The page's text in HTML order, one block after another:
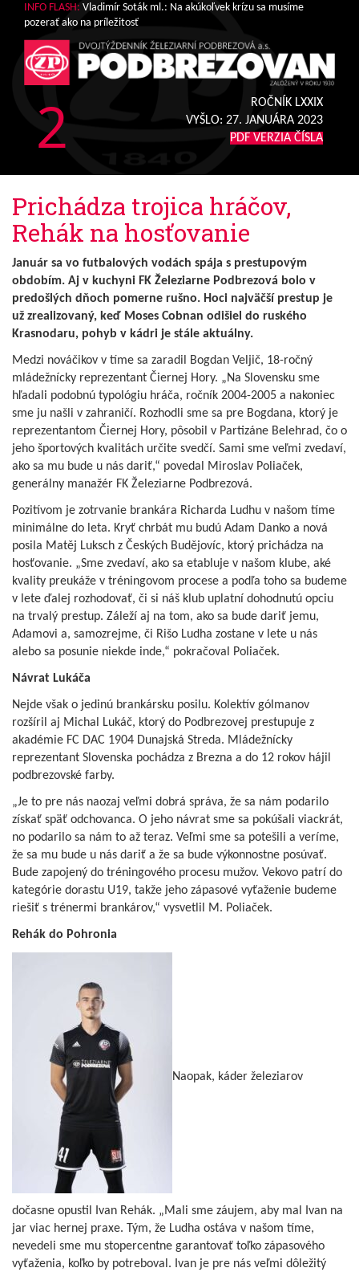
INFO FLASH: Vladimír Soták ml.: Na akúkoľvek krízu sa musíme
pozerať ako na príležitosť
2
ROČNÍK LXXIX
VYŠLO: 27. JANUÁRA 2023
PDF VERZIA ČÍSLA
Prichádza trojica hráčov,
Rehák na hosťovanie
Január sa vo futbalových vodách spája s prestupovým
obdobím. Aj v kuchyni FK Železiarne Podbrezová bolo v
predošlých dňoch pomerne rušno. Hoci najväčší prestup je
už zrealizovaný, keď Moses Cobnan odišiel do ruského
Krasnodaru, pohyb v kádri je stále aktuálny.
Medzi nováčikov v tíme sa zaradil Bogdan Veljič, 18-ročný
mládežnícky reprezentant Čiernej Hory. „Na Slovensku sme
hľadali podobnú typológiu hráča, ročník 2004-2005 a nakoniec
sme ju našli v zahraničí. Rozhodli sme sa pre Bogdana, ktorý je
reprezentantom Čiernej Hory, pôsobil v Partizáne Belehrad, čo o
jeho športových kvalitách určite svedčí. Sami sme veľmi zvedaví,
ako sa mu bude u nás dariť,“ povedal Miroslav Poliaček,
generálny manažér FK Železiarne Podbrezová.
Pozitívom je zotrvanie brankára Richarda Ludhu v našom tíme
minimálne do leta. Kryť chrbát mu budú Adam Danko a nová
posila Matěj Luksch z Českých Budějovíc, ktorý prichádza na
hosťovanie. „Sme zvedaví, ako sa etabluje v našom klube, aké
kvality preukáže v tréningovom procese a podľa toho sa budeme
v lete ďalej rozhodovať, či si náš klub uplatní dohodnutú opciu
na trvalý prestup. Záleží aj na tom, ako sa bude dariť jemu,
Adamovi a, samozrejme, či Rišo Ludha zostane v lete u nás
alebo sa posunie niekde inde,“ pokračoval Poliaček.
Návrat Lukáča
Nejde však o jedinú brankársku posilu. Kolektív gólmanov
rozšíril aj Michal Lukáč, ktorý do Podbrezovej prestupuje z
akadémie FC DAC 1904 Dunajská Streda. Mládežnícky
reprezentant Slovenska pochádza z Brezna a do 12 rokov hájil
podbrezovské farby.
„Je to pre nás naozaj veľmi dobrá správa, že sa nám podarilo
získať späť odchovanca. O jeho návrat sme sa pokúšali viackrát,
no podarilo sa nám to až teraz. Veľmi sme sa potešili a veríme,
že sa mu bude u nás dariť a že sa bude výkonnostne posúvať.
Bude zapojený do tréningového procesu mužov. Vekovo patrí do
kategórie dorastu U19, takže jeho zápasové vyťaženie budeme
riešiť s trénermi brankárov,“ vysvetlil M. Poliaček.
Rehák do Pohronia
Naopak, káder železiarov
dočasne opustil Ivan Rehák. „Mali sme záujem, aby mal Ivan na
jar viac hernej praxe. Tým, že Ludha ostáva v našom tíme,
nevedeli sme mu stopercentne garantovať toľko zápasového
vyťaženia, koľko by potreboval. Ivan je pre nás veľmi dôležitý